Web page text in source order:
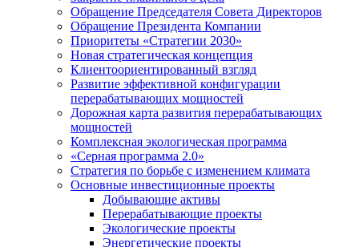
Обращение Председателя Совета Директоров
Обращение Президента Компании
Приоритеты «Стратегии 2030»
Новая стратегическая концепция
Клиентоориентированный взгляд
Развитие эффективной конфигурации
перерабатывающих мощностей
Дорожная карта развития перерабатывающих
мощностей
Комплексная экологическая программа
«Серная программа 2.0»
Стратегия по борьбе с изменением климата
Основные инвестиционные проекты
Добывающие активы
Перерабатывающие проекты
Экологические проекты
Энергетические проекты